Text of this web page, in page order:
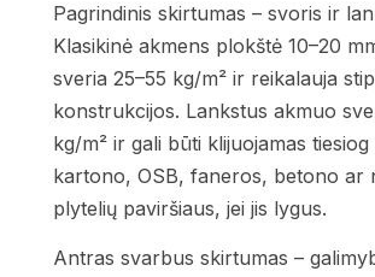
Pagrindinis skirtumas – svoris ir
Klasikinė akmens plokštė 10–20
sveria 25–55 kg/m² ir reikalauja
konstrukcijos. Lankstus akmuo
kg/m² ir gali būti klijuojamas
kartono, OSB, faneros, betono ar
plytelių paviršiaus, jei jis lygus.
Antras svarbus skirtumas –